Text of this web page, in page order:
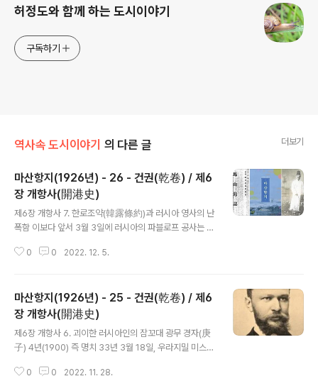
허정도와 함께 하는 도시이야기
구독하기
역사속 도시이야기 의 다른 글 더보기
마산항지(1926년) - 26 - 건권(乾卷) / 제6
장 개항사(開港史)
제6장 개항사 7. 한로조약(韓露條約)과 러시아 영사의 난
폭함 이보다 앞서 3월 3일에 러시아의 파블로프 공사는 경
로 개항한 마산포 거류지에서 거리 2리 이내에 있는 율구
에 대해 결코 거제도 및 그 대안 육지와 아울러 부근의 여러
섬에 대해 조차를 요구하지 않는다. 3. 위 지역 내에서는 한
국은 결코 다른 나라로부터의 조차 요구에 응하지 않을 것
이다. 4월 11일 러시아의 마산 주재관 소코프(러시아 외교
관으로 서울 주재 러시아공사관에서 근무하다가 1900년
3월 마산포 주재 러시아 부영사로 부임하였다. 마산포에
0 0 2022. 12. 5.
마산항지(1926년) - 25 - 건권(乾卷) / 제6
장 개항사(開港史)
제6장 개항사 6. 괴이한 러시아인의 잠꼬대 광무 경자(庚
子) 4년(1900) 즉 명치 33년 3월 18일, 우라지밀 미스첸
내의 대지주의 한 사람으로 신동공사(紳董公社, munici
0 0 2022. 11. 28.